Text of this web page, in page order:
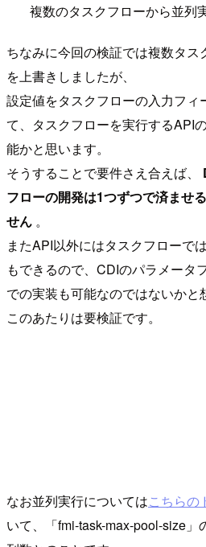
複数のタスクフローから並列
ちなみに今回の検証では複数タ
を上書きしましたが、
設定値をタスクフローの入力フィ
て、タスクフローを実行するAPI
能かと思います。
そうすることで要件さえ合えば、
フローの開発は1つずつで済ませ
せん 。
またAPI以外にはタスクフローで
もできるので、CDIのパラメータ
での実装も可能なのではないかと
このあたりは要検証です。
なお並列実行についてはこちらの
いて、「fmi-task-max-pool-size